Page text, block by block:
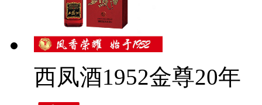
西凤酒1952金尊20年